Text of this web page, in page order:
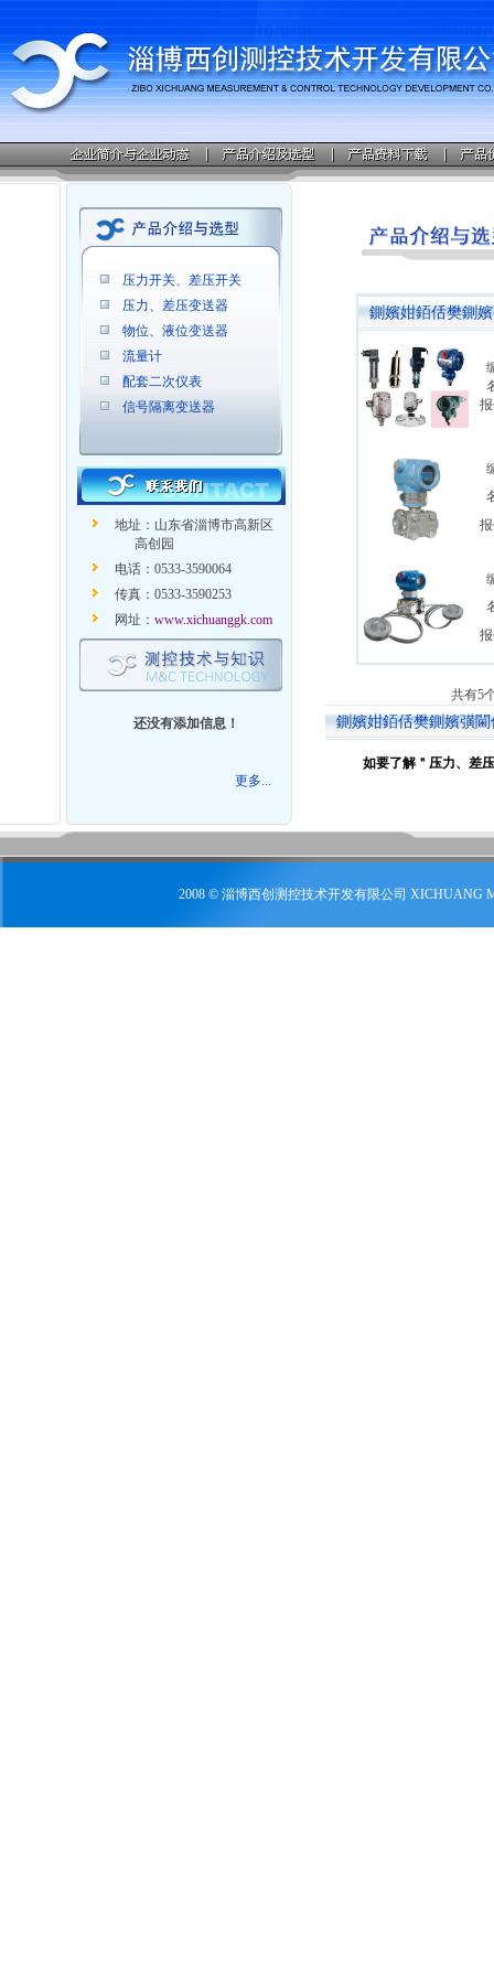
压力开关、差压开关
压力、差压变送器
物位、液位变送器
流量计
配套二次仪表
信号隔离变送器
地址：山东省淄博市高新区
高创园
电话：0533-3590064
传真：0533-3590253
网址： www.xichuanggk.com
还没有添加信息！
更多...
鍘嬪姏銆佸樊鍘
共有5
鍘嬪姏銆佸樊鍘嬪彉
如要了解＂ 压力、差
2008 © 淄博西创测控技术开发有限公司 XICHUANG